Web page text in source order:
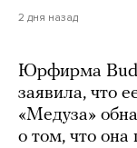
2 дня назад
Юрфирма
заявила, что
«Медуза»
о том, что она